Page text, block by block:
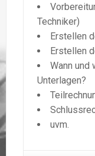
Techniker)
Erstellen
Erstellen
Wann und
Unterlagen?
uvm.